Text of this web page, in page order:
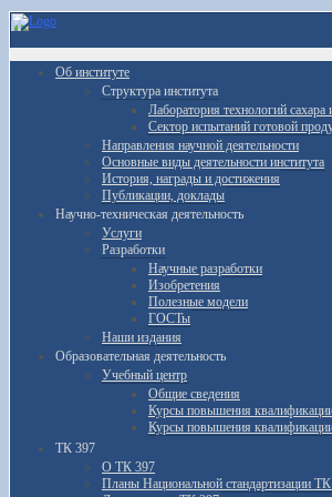
Об институте
Структура института
Лаборатория технологий
Сектор испытаний готовой
Направления научной деятельности
Основные виды деятельности института
История, награды и достижения
Публикации, доклады
Научно-техническая деятельность
Услуги
Разработки
Научные разработки
Изобретения
Полезные модели
ГОСТы
Наши издания
Образовательная деятельность
Учебный центр
Общие сведения
Курсы повышения
Курсы повышения
ТК 397
О ТК 397
Планы Национальной стандартизации